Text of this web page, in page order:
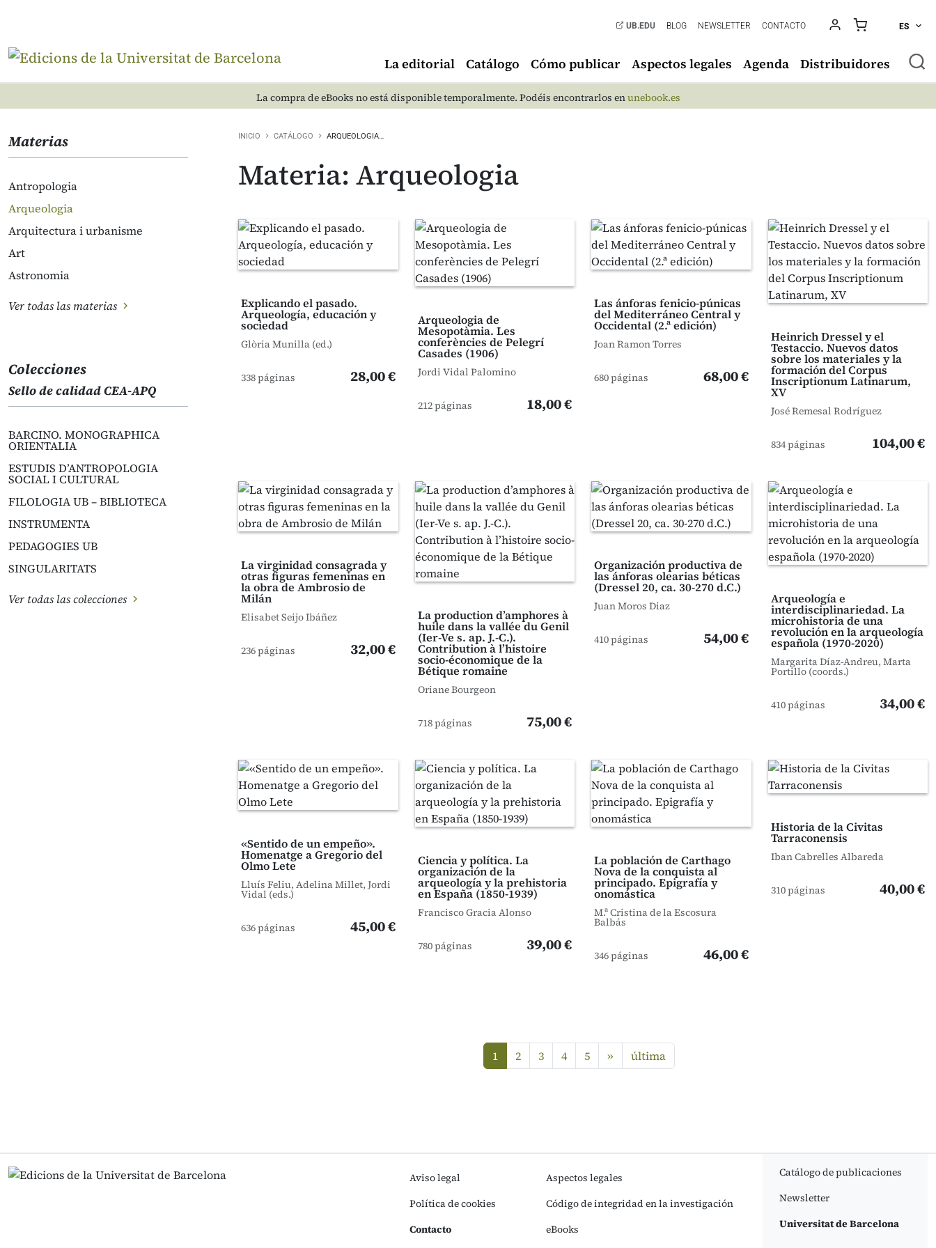
UB.EDU BLOG NEWSLETTER CONTACTO ES
La editorial Catálogo Cómo publicar Aspectos legales Agenda Distribuidores
La compra de eBooks no está disponible temporalmente. Podéis encontrarlos enunebook.es
Materias
Antropologia
Arqueologia
Arquitectura i urbanisme
Art
Astronomia
Ver todas las materias
Colecciones
Sello de calidad CEA-APQ
BARCINO. MONOGRAPHICA
ORIENTALIA
ESTUDIS D’ANTROPOLOGIA
SOCIAL I CULTURAL
FILOLOGIA UB – BIBLIOTECA
INSTRUMENTA
PEDAGOGIES UB
SINGULARITATS
Ver todas las colecciones
INICIO CATÁLOGO ARQUEOLOGIA…
Materia: Arqueologia
Explicando el pasado.
Arqueología, educación y
sociedad
Glòria Munilla (ed.)
338 páginas 28,00 €
Arqueologia de
Mesopotàmia. Les
conferències de Pelegrí
Casades (1906)
Jordi Vidal Palomino
212 páginas 18,00 €
Las ánforas fenicio-púnicas
del Mediterráneo Central y
Occidental (2.ª edición)
Joan Ramon Torres
680 páginas 68,00 €
Heinrich Dressel y el
Testaccio. Nuevos datos
sobre los materiales y la
formación del Corpus
Inscriptionum Latinarum,
XV
José Remesal Rodríguez
834 páginas 104,00 €
La virginidad consagrada y
otras figuras femeninas en
la obra de Ambrosio de
Milán
Elisabet Seijo Ibáñez
236 páginas 32,00 €
La production d’amphores à
huile dans la vallée du Genil
(Ier-Ve s. ap. J.-C.).
Contribution à l’histoire
socio-économique de la
Bétique romaine
Oriane Bourgeon
718 páginas 75,00 €
Organización productiva de
las ánforas olearias béticas
(Dressel 20, ca. 30-270 d.C.)
Juan Moros Diaz
410 páginas 54,00 €
Arqueología e
interdisciplinariedad. La
microhistoria de una
revolución en la arqueología
española (1970-2020)
Margarita Díaz-Andreu, Marta
Portillo (coords.)
410 páginas 34,00 €
«Sentido de un empeño».
Homenatge a Gregorio del
Olmo Lete
Lluís Feliu, Adelina Millet, Jordi
Vidal (eds.)
636 páginas 45,00 €
Ciencia y política. La
organización de la
arqueología y la prehistoria
en España (1850-1939)
Francisco Gracia Alonso
780 páginas 39,00 €
La población de Carthago
Nova de la conquista al
principado. Epigrafía y
onomástica
M.ª Cristina de la Escosura
Balbás
346 páginas 46,00 €
Historia de la Civitas
Tarraconensis
Iban Cabrelles Albareda
310 páginas 40,00 €
1
2 3 4 5 »siguiente
última
Aviso legal
Política de cookies
Contacto
Aspectos legales
Código de integridad en la investigación
eBooks
Catálogo de publicaciones
Newsletter
Universitat de Barcelona